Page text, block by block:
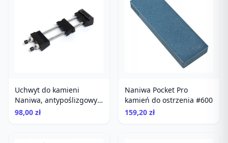
Uchwyt do kamieni
Naniwa, antypoślizgowy,
uniwersalny, do ostrzenia
98,00 zł
Naniwa Pocket Pro
kamień do ostrzenia #600
159,20 zł